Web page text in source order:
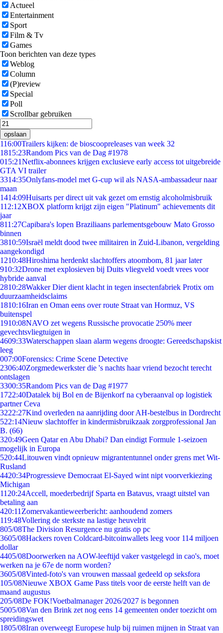
Actueel
Entertainment
Sport
Film & Tv
Games
Toon berichten van deze types
Weblog
Column
(P)review
Special
Poll
Scrollbar gebruiken
opslaan
116:00Trailers kijken: de bioscoopreleases van week 32
1815:23Random Pics van de Dag #1978
015:21Netflix-abonnees krijgen exclusieve early access tot uitgebreide
GTA VI trailer
3314:35Onlyfans-model met G-cup wil als NASA-ambassadeur naar
maan
1414:09Huisarts per direct uit vak gezet om ernstig alcoholmisbruik
112:12XBOX platform krijgt zijn eigen "Platinum" achievements dit
jaar
811:27Capibara's lopen Braziliaans parlementsgebouw Mato Grosso
binnen
3810:59Israël meldt dood twee militairen in Zuid-Libanon, vergelding
aangekondigd
1210:48Hiroshima herdenkt slachtoffers atoombom, 81 jaar later
910:32Drone met explosieven bij Duits vliegveld voedt vrees voor
hybride aanval
2810:28Wakker Dier dient klacht in tegen insectenfabriek Protix om
duurzaamheidsclaims
1810:16Iran en Oman eens over route Straat van Hormuz, VS
buitenspel
1910:08NAVO zet wegens Russische provocatie 250% meer
gevechtsvliegtuigen in
4609:33Waterschappen slaan alarm wegens droogte: Gereedschapskist
leeg
007:00Forensics: Crime Scene Detective
2306:40Zorgmedewerkster die 's nachts haar vriend bezocht terecht
ontslagen
3300:35Random Pics van de Dag #1977
1722:40Datalek bij Bol en de Bijenkorf na cyberaanval op logistiek
partner Ceva
3222:27Kind overleden na aanrijding door AH-bestelbus in Dordrecht
522:14Nieuw slachtoffer in kindermisbruikzaak zorgprofessional Jan
B. (66)
320:49Geen Qatar en Abu Dhabi? Dan eindigt Formule 1-seizoen
mogelijk in Europa
520:44Litouwen vindt opnieuw migrantentunnel onder grens met Wit-
Rusland
4420:34Progressieve Democraat El-Sayed wint nipt voorverkiezing
Michigan
11 20:24Accell, moederbedrijf Sparta en Batavus, vraagt uitstel van
betaling aan
420:11 Zomervakantieweerbericht: aanhoudend zomers
119:48Vollering de sterkste na lastige heuvelrit
805/08The Division Resurgence nu gratis op pc
3605/08Hackers roven Coldcard-bitcoinwallets leeg voor 114 miljoen
dollar
4405/08Doorwerken na AOW-leeftijd vaker vastgelegd in cao's, moet
werken na je 67e de norm worden?
3605/08Vinted-foto's van vrouwen massaal gedeeld op seksfora
105/08Nieuwe XBOX Game Pass titels voor de eerste helft van de
maand augustus
205/08De FOK!Voetbalmanager 2026/2027 is begonnen
5005/08Van den Brink zet nog eens 14 gemeenten onder toezicht om
spreidingswet
1805/08Iran overweegt Europese hulp bij ruimen mijnen in Straat van